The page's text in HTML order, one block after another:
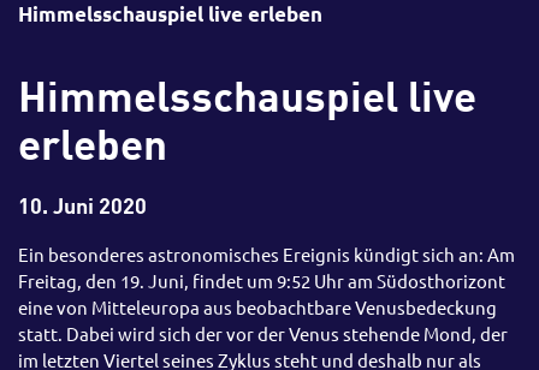
Himmelsschauspiel live erleben
Himmelsschauspiel live
erleben
10. Juni 2020
Ein besonderes astronomisches Ereignis kündigt sich an: Am
Freitag, den 19. Juni, findet um 9:52 Uhr am Südosthorizont
eine von Mitteleuropa aus beobachtbare Venusbedeckung
statt. Dabei wird sich der vor der Venus stehende Mond, der
im letzten Viertel seines Zyklus steht und deshalb nur als